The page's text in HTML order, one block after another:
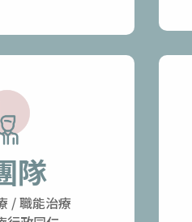
隊
/ 職能治療